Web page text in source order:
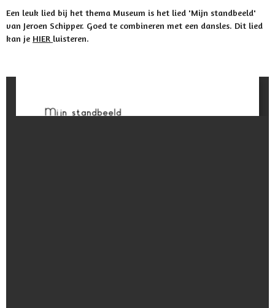
Een leuk lied bij het thema Museum is het lied 'Mijn standbeeld'
van Jeroen Schipper. Goed te combineren met een dansles. Dit lied
kan je HIER luisteren.